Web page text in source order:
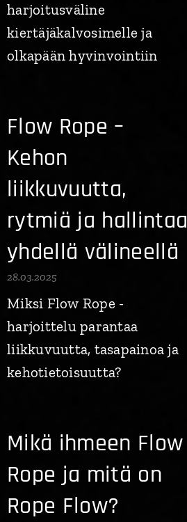
harjoitusväline
kiertäjäkalvosimelle ja
olkapään hyvinvointiin
Flow Rope –
Kehon
liikkuvuutta,
rytmiä ja hallintaa
yhdellä välineellä
28.03.2025
Miksi Flow Rope -
harjoittelu parantaa
liikkuvuutta, tasapainoa ja
kehotietoisuutta?
Mikä ihmeen Flow
Rope ja mitä on
Rope Flow?